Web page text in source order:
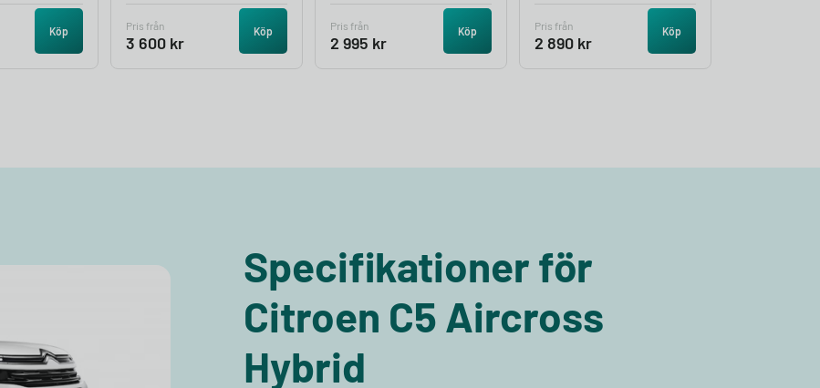
Köp Pris från
3 600 kr
Köp Pris från
2 995 kr
Köp Pris från
2 890 kr
Köp
Specifikationer för
Citroen C5 Aircross
Hybrid